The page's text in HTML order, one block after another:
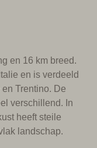
en 16 km breed.
en is verdeeld
Trentino. De
verschillend. In
heeft steile
landschap.